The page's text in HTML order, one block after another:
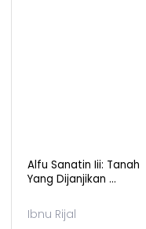
Alfu Sanatin Iii: Tanah
Yang Dijanjikan ...
Ibnu Rijal